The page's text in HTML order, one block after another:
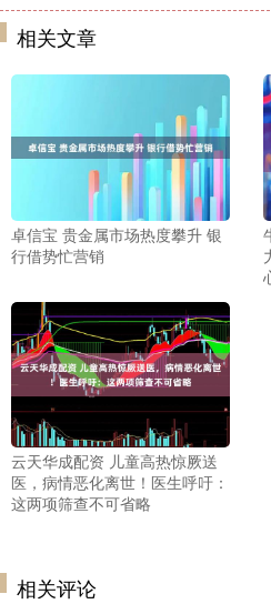
相关文章
卓信宝 贵金属市场热度攀升 银
行借势忙营销
云天华成配资 儿童高热惊厥送
医，病情恶化离世！医生呼吁：
这两项筛查不可省略
相关评论